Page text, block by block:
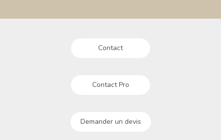
Contact
Contact Pro
Demander un devis